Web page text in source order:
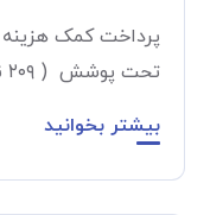
تحت پوشش ( ۲۰۹ نفر دانش آموز و...
بیشتر بخوانید